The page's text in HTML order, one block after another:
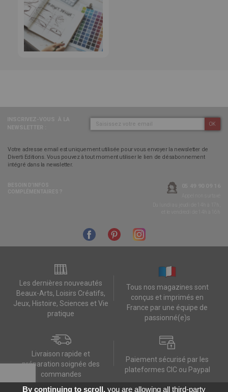
OK
Votre adresse email est uniquement utilisée pour vous envoyer la newsletter de
Diverti Editions. Vous pouvez à tout moment utiliser le lien de désabonnement
intégré dans la newsletter.
Les dernières nouveautés
Beaux-Arts, Loisirs Créatifs,
Jeux, Histoire, Sciences et Vie
pratique
Tous nos magazines sont
conçus et imprimés en
France par une équipe de
passionné(e)s
Livraison rapide et
préparation soignée des
commandes
Paiement sécurisé par les
plateformes CIC ou Paypal
By continuing to scroll,you are allowing all third-party